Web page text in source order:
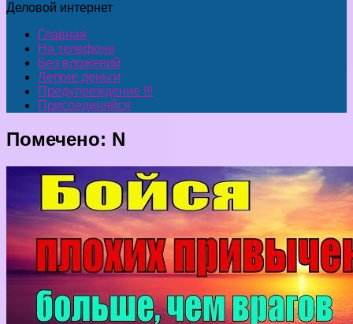
Деловой интернет
Главная
На телефоне
Без вложений
Легкие деньги
Предупреждение !!!
Присоединяйся
Помечено: N